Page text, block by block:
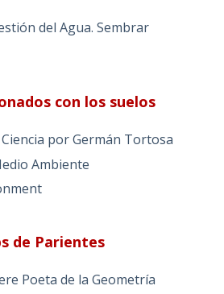
del Agua. Sembrar
con los suelos
por Germán Tortosa
Ambiente
de Parientes
Poeta de la Geometría